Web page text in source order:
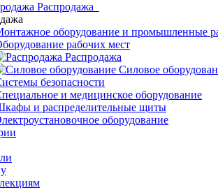
Распродажа
оборудование и промышленные
рабочих мест
Распродажа
Силовое
безопасности
и медицинское оборудование
и распределительные щиты
оборудование